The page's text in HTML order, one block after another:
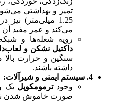
1.25 میلی‌متر)
می‌کند و عمر مفید
رویه شعله‌ها و
داکتیل نشکن و
سنگین و حرارت بالا
داشته باشند.
4. سیستم ایمنی و شیرآلات:
وجودترمومکوپل یک
صورت خاموش شدن